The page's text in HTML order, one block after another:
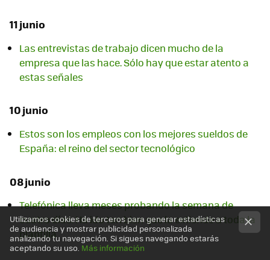
11 junio
Las entrevistas de trabajo dicen mucho de la
empresa que las hace. Sólo hay que estar atento a
estas señales
10 junio
Estos son los empleos con los mejores sueldos de
España: el reino del sector tecnológico
08 junio
Telefónica lleva meses probando la semana de
cuatro días. Ha ido tan bien que la extiende a toda la
plantilla
Utilizamos cookies de terceros para generar estadísticas
de audiencia y mostrar publicidad personalizada
analizando tu navegación. Si sigues navegando estarás
aceptando su uso. Más información